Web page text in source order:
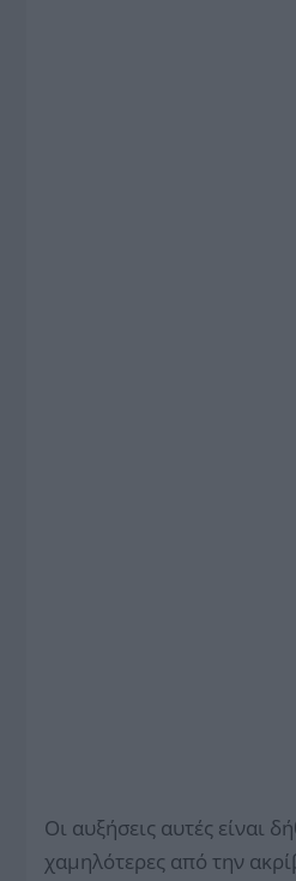
Οι αυξήσεις αυτές είναι
χαμηλότερες από την